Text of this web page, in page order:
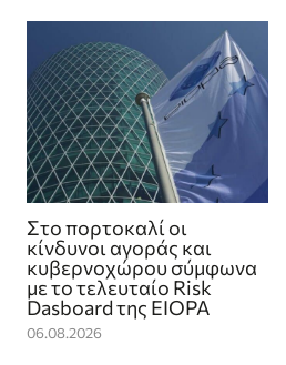
Στο πορτοκαλί οι
κίνδυνοι αγοράς και
κυβερνοχώρου σύμφωνα
με το τελευταίο Risk
Dasboard της EIOPA
06.08.2026